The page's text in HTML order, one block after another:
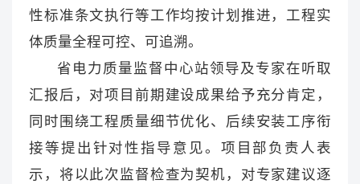
性标准条文执行等工作均按计划推进，工程实
体质量全程可控、可追溯。
省电力质量监督中心站领导及专家在听取
汇报后，对项目前期建设成果给予充分肯定，
同时围绕工程质量细节优化、后续安装工序衔
接等提出针对性指导意见。项目部负责人表
示，将以此次监督检查为契机，对专家建议逐